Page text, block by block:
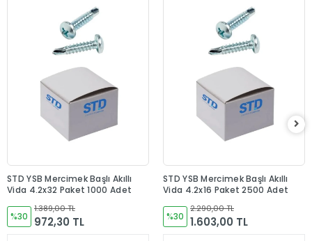
STD YSB Mercimek Başlı Akıllı
Vida 4.2x32 Paket 1000 Adet
%30
1.389,00 TL
972,30 TL
STD YSB Mercimek Başlı Akıllı
Vida 4.2x16 Paket 2500 Adet
%30
2.290,00 TL
1.603,00 TL